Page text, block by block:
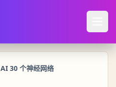
AI 30 个神经网络